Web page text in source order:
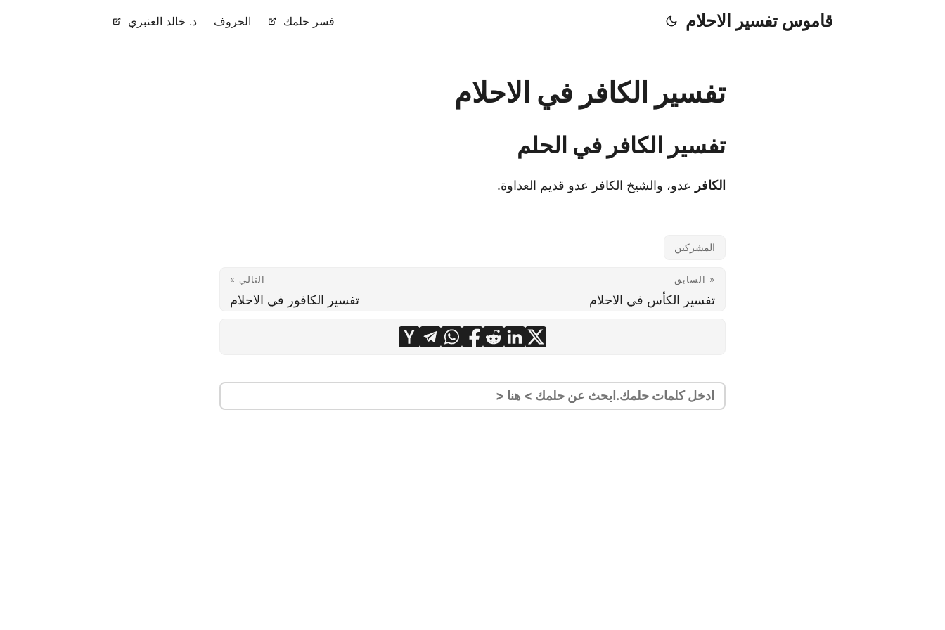
قاموس تفسير الاحلام فسر حلمك الحروف د. خالد العنبري
تفسير الكافر في الاحلام
تفسير الكافر في الحلم
الكافر عدو، والشيخ الكافر عدو قديم العداوة.
المشركين
« السابق
تفسير الكأس في الاحلام
التالي »
تفسير الكافور في الاحلام